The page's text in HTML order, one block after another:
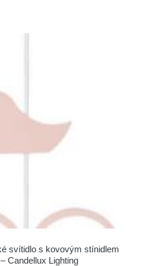
svítidlo s kovovým stínidlem
Candellux Lighting